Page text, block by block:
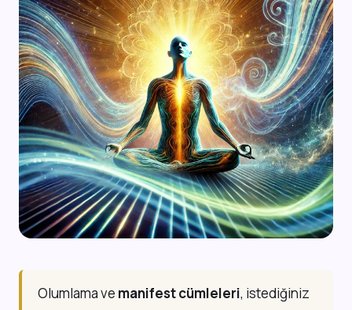
Olumlama ve manifest cümleleri, istediğiniz